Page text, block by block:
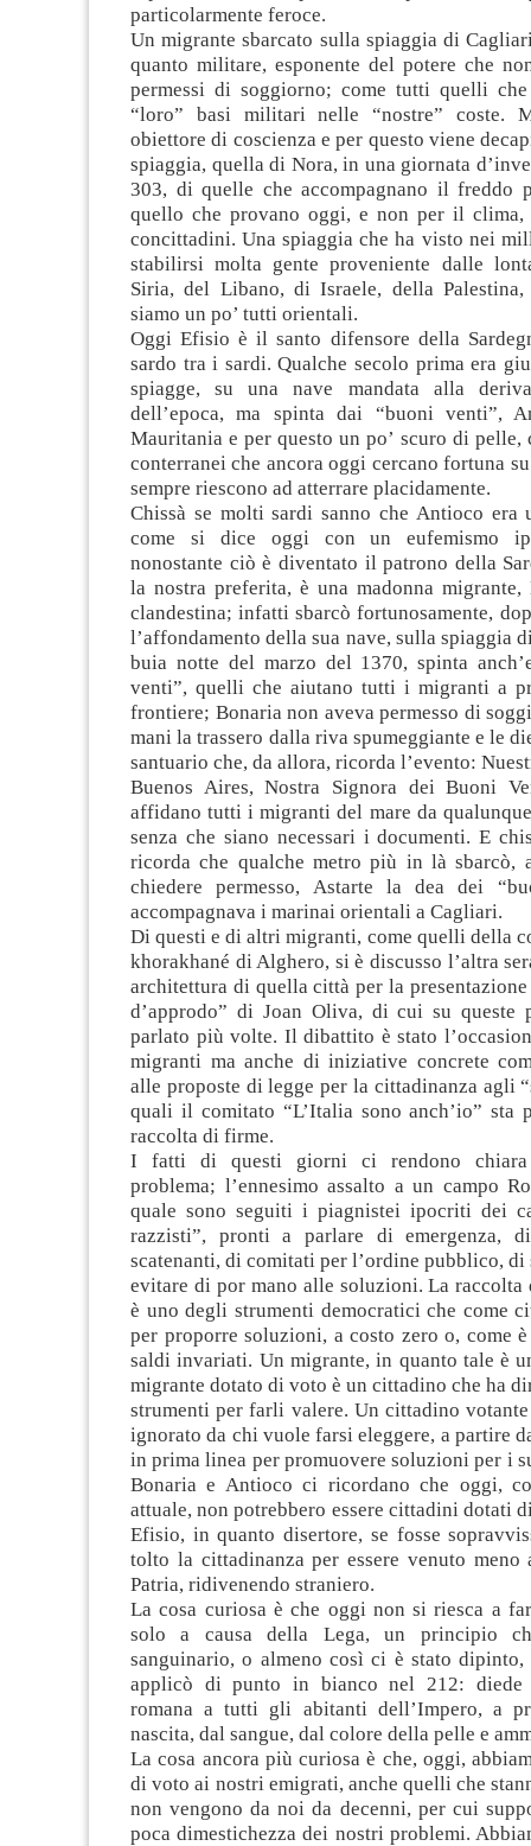
particolarmente feroce.
Un migrante sbarcato sulla spiaggia di
quanto militare, esponente del potere che
permessi di soggiorno; come tutti quelli
“loro” basi militari nelle “nostre” coste.
obiettore di coscienza e per questo viene
spiaggia, quella di Nora, in una giornata
303, di quelle che accompagnano il freddo
quello che provano oggi, e non per il
concittadini. Una spiaggia che ha visto nei
stabilirsi molta gente proveniente dalle
Siria, del Libano, di Israele, della
siamo un po’ tutti orientali.
Oggi Efisio è il santo difensore della
sardo tra i sardi. Qualche secolo prima era
spiagge, su una nave mandata alla
dell’epoca, ma spinta dai “buoni venti”,
Mauritania e per questo un po’ scuro di pelle,
conterranei che ancora oggi cercano fortuna
sempre riescono ad atterrare placidamente.
Chissà se molti sardi sanno che Antioco era
come si dice oggi con un eufemismo
nonostante ciò è diventato il patrono della
la nostra preferita, è una madonna
clandestina; infatti sbarcò fortunosamente,
l’affondamento della sua nave, sulla spiaggia
buia notte del marzo del 1370, spinta
venti”, quelli che aiutano tutti i migranti a
frontiere; Bonaria non aveva permesso di
mani la trassero dalla riva spumeggiante e le
santuario che, da allora, ricorda l’evento:
Buenos Aires, Nostra Signora dei Buoni
affidano tutti i migranti del mare da
senza che siano necessari i documenti. E
ricorda che qualche metro più in là sbarcò,
chiedere permesso, Astarte la dea dei
accompagnava i marinai orientali a Cagliari.
Di questi e di altri migranti, come quelli della
khorakhané di Alghero, si è discusso l’altra
architettura di quella città per la
d’approdo” di Joan Oliva, di cui su queste
parlato più volte. Il dibattito è stato
migranti ma anche di iniziative concrete
alle proposte di legge per la cittadinanza agli
quali il comitato “L’Italia sono anch’io” sta
raccolta di firme.
I fatti di questi giorni ci rendono chiara
problema; l’ennesimo assalto a un campo
quale sono seguiti i piagnistei ipocriti dei
razzisti”, pronti a parlare di emergenza,
scatenanti, di comitati per l’ordine pubblico, di
evitare di por mano alle soluzioni. La
è uno degli strumenti democratici che come
per proporre soluzioni, a costo zero o, come
saldi invariati. Un migrante, in quanto tale è
migrante dotato di voto è un cittadino che ha
strumenti per farli valere. Un cittadino votante
ignorato da chi vuole farsi eleggere, a partire
in prima linea per promuovere soluzioni per i
Bonaria e Antioco ci ricordano che oggi,
attuale, non potrebbero essere cittadini dotati
Efisio, in quanto disertore, se fosse
tolto la cittadinanza per essere venuto
Patria, ridivenendo straniero.
La cosa curiosa è che oggi non si riesca a
solo a causa della Lega, un principio
sanguinario, o almeno così ci è stato dipinto,
applicò di punto in bianco nel 212: diede
romana a tutti gli abitanti dell’Impero, a
nascita, dal sangue, dal colore della pelle e
La cosa ancora più curiosa è che, oggi,
di voto ai nostri emigrati, anche quelli che
non vengono da noi da decenni, per cui
poca dimestichezza dei nostri problemi.